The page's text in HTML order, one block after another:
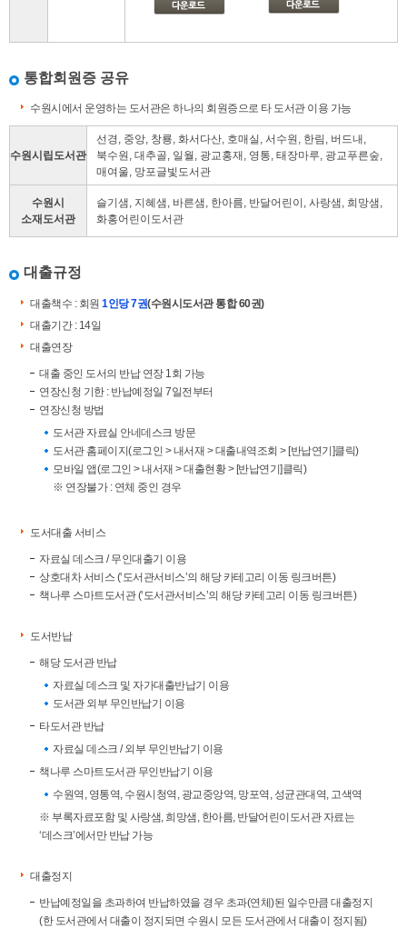
통합회원증 공유
수원시에서 운영하는 도서관은 하나의 회원증으로 타 도서관 이용 가능
수원시립도서관
선경, 중앙, 창룡, 화서다산, 호매실, 서수원, 한림, 버드내,
북수원, 대추골, 일월, 광교홍재, 영통, 태장마루, 광교푸른숲,
매여울, 망포글빛도서관
수원시
소재도서관
슬기샘, 지혜샘, 바른샘, 한아름, 반달어린이, 사랑샘, 희망샘,
화홍어린이도서관
대출규정
대출책수 : 회원 1인당 7권(수원시도서관 통합 60권)
대출기간 : 14일
대출연장
대출 중인 도서의 반납 연장 1회 가능
연장신청 기한 : 반납예정일 7일전부터
연장신청 방법
도서관 자료실 안네데스크 방문
도서관 홈페이지(로그인 > 내서재 > 대출내역조회 > [반납연기]클릭)
모바일 앱(로그인 > 내서재 > 대출현황 > [반납연기]클릭)
※ 연장불가 : 연체 중인 경우
도서대출 서비스
자료실 데스크 / 무인대출기 이용
상호대차 서비스 (‘도서관서비스’의 해당 카테고리 이동 링크버튼)
책나루 스마트도서관 (‘도서관서비스’의 해당 카테고리 이동 링크버튼)
도서반납
해당 도서관 반납
자료실 데스크 및 자가대출반납기 이용
도서관 외부 무인반납기 이용
타도서관 반납
자료실 데스크 / 외부 무인반납기 이용
책나루 스마트도서관 무인반납기 이용
수원역, 영통역, 수원시청역, 광교중앙역, 망포역, 성균관대역, 고색역
※ 부록자료포함 및 사랑샘, 희망샘, 한아름, 반달어린이도서관 자료는
‘데스크’에서만 반납 가능
대출정지
반납예정일을 초과하여 반납하였을 경우 초과(연체)된 일수만큼 대출정지
(한 도서관에서 대출이 정지되면 수원시 모든 도서관에서 대출이 정지됨)